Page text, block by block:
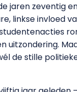
jaren zeventig
linkse invloed
uitzondering.
de stille